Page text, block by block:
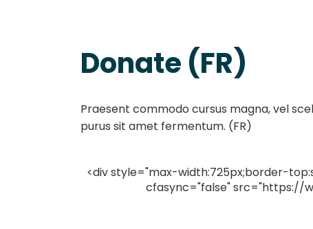
Donate (FR)
Praesent commodo cursus magna, vel
purus sit amet fermentum. (FR)
<div style="max-width:725px;border-
cfasync="false" src="https://